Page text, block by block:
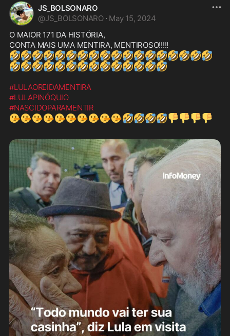
JS_BOLSONARO
@JS_BOLSONARO · May 15, 2024
O MAIOR 171 DA HISTÓRIA,
🤣🤣🤣🤣🤣🤣🤣🤣🤣🤣🤣🤣🤣🤣🤣🤣🤣🤣
🤣🤣🤣🤣🤣🤣🤣🤣🤣🤣🤣🤣🤣🤣
#LULAOREIDAMENTIRA
#LULAPINÓQUIO
#NASCIDOPARAMENTIR
🤥🤥🤥🤥🤥🤥🤥🤥🤥🤥🤣🤣🤣🤣👎👎👎👎